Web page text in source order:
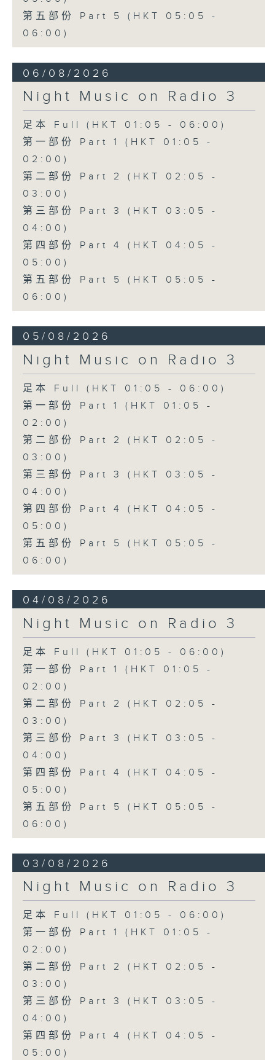
第五部份 Part 5 (HKT 05:05 -
06:00)
06/08/2026
Night Music on Radio 3
足本 Full (HKT 01:05 - 06:00)
第一部份 Part 1 (HKT 01:05 -
02:00)
第二部份 Part 2 (HKT 02:05 -
03:00)
第三部份 Part 3 (HKT 03:05 -
04:00)
第四部份 Part 4 (HKT 04:05 -
05:00)
第五部份 Part 5 (HKT 05:05 -
06:00)
05/08/2026
Night Music on Radio 3
足本 Full (HKT 01:05 - 06:00)
第一部份 Part 1 (HKT 01:05 -
02:00)
第二部份 Part 2 (HKT 02:05 -
03:00)
第三部份 Part 3 (HKT 03:05 -
04:00)
第四部份 Part 4 (HKT 04:05 -
05:00)
第五部份 Part 5 (HKT 05:05 -
06:00)
04/08/2026
Night Music on Radio 3
足本 Full (HKT 01:05 - 06:00)
第一部份 Part 1 (HKT 01:05 -
02:00)
第二部份 Part 2 (HKT 02:05 -
03:00)
第三部份 Part 3 (HKT 03:05 -
04:00)
第四部份 Part 4 (HKT 04:05 -
05:00)
第五部份 Part 5 (HKT 05:05 -
06:00)
03/08/2026
Night Music on Radio 3
足本 Full (HKT 01:05 - 06:00)
第一部份 Part 1 (HKT 01:05 -
02:00)
第二部份 Part 2 (HKT 02:05 -
03:00)
第三部份 Part 3 (HKT 03:05 -
04:00)
第四部份 Part 4 (HKT 04:05 -
05:00)